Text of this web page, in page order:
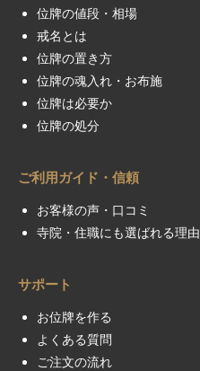
位牌の値段・相場
戒名とは
位牌の置き方
位牌の魂入れ・お布施
位牌は必要か
位牌の処分
ご利用ガイド・信頼
お客様の声・口コミ
寺院・住職にも選ばれる理由
サポート
お位牌を作る
よくある質問
ご注文の流れ